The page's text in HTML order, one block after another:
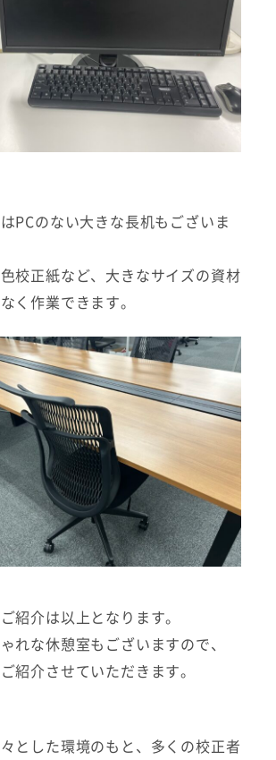
PCのない大きな長机もございま
校正紙など、大きなサイズの資材
く作業できます。
紹介は以上となります。
れな休憩室もございますので、
紹介させていただきます。
とした環境のもと、多くの校正者